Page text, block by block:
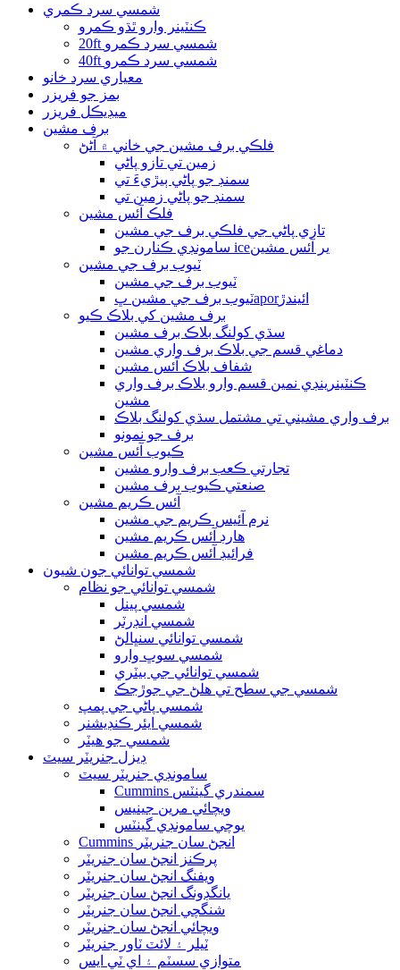
شمسي سرد ​​ڪمري
ڪنٽينر وارو ٿڌو ڪمرو
20ft شمسي سرد ​​ڪمرو
40ft شمسي سرد ​​ڪمرو
معياري سرد ​​خانو
بمز جو فريزر
ميڊيڪل فريزر
برف مشين
فلڪي برف مشين جي خاني ۾ آڻڻ
زمين تي تازو پاڻي
سمنڊ جو پاڻي ٻيڙيءَ تي
سمنڊ جو پاڻي زمين تي
فلڪ آئس مشين
تازي پاڻي جي فلڪي برف جي مشين
سامونڊي ڪنارن جو iceير آئس مشين
ٽيوب برف جي مشين
ٽيوب برف جي مشين
ٽيوب برف جي مشين ڀaporائيندڙ
برف مشين کي بلاڪ ڪيو
سڌي کولنگ بلاڪ برف مشين
دماغي قسم جي بلاڪ برف واري مشين
شفاف بلاڪ آئس مشين
ڪنٽينرينڊي نمين قسم وارو بلاڪ برف واري
مشين
برف واري مشيني تي مشتمل سڌي کولنگ بلاڪ
برف جو نمونو
ڪيوب آئس مشين
تجارتي ڪعب برف وارو مشين
صنعتي ڪيوب برف مشين
آئس ڪريم مشين
نرم آئيس ڪريم جي مشين
هارڊ آئس ڪريم مشين
فرائيڊ آئس ڪريم مشين
شمسي توانائي جون شيون
شمسي توانائي جو نظام
شمسي پينل
شمسي انڊرٽر
شمسي توانائي سنڀالڻ
شمسي سوڀ وارو
شمسي توانائي جي بيٽري
شمسي جي سطح تي هلڻ جي جوڙجڪ
شمسي پاڻي جي پمپ
شمسي ايئر ڪنڊيشنر
شمسي جو ھيٽر
ڊيزل جنريٽر سيٽ
سامونڊي جنريٽر سيٽ
Cummins سمندري گينٽس
ويچائي مرين جينيس
يوچي سامونڊي گينٽس
Cummins انجڻ سان جنريٽر
پرڪنز انجڻ سان جنريٽر
ويفنگ انجڻ سان جنريٽر
يانگڊونگ انجڻ سان جنريٽر
شنگچي انجڻ سان جنريٽر
ويچائي انجڻ سان جنريٽر
ٽيلر ۽ لائٽ ٽاور جنريٽر
متوازي سسٽم ۽ اي ٽي ايس